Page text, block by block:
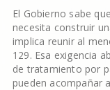
El Gobierno sabe
necesita construir
implica reunir al
129. Esa exigencia
de tratamiento por
pueden acompañar